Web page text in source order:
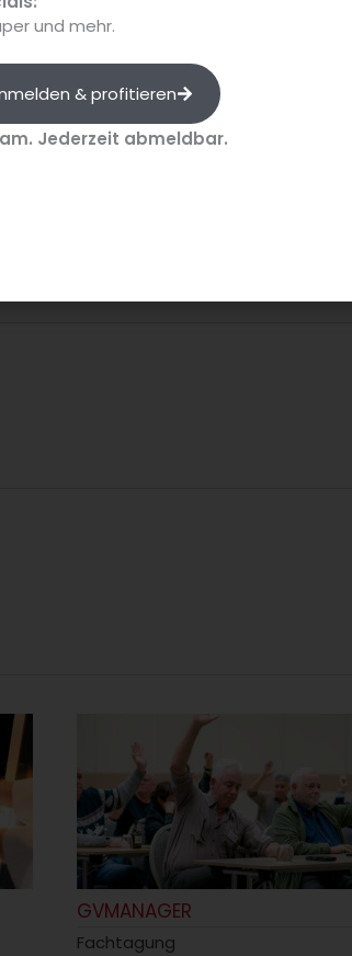
ein Mini-Abo zum Vorzugspreis
GVMANAGER
Fachtagung
und mehr.
& profitieren
Jederzeit abmeldbar.